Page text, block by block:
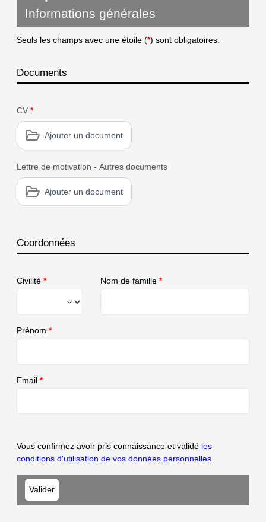
Informations générales
Seuls les champs avec une étoile (*) sont obligatoires.
Documents
CV *
Ajouter un document
Lettre de motivation - Autres documents
Ajouter un document
Coordonnées
Civilité * Nom de famille *
Prénom *
Email *
Vous confirmez avoir pris connaissance et validé les
conditions d'utilisation de vos données personnelles.